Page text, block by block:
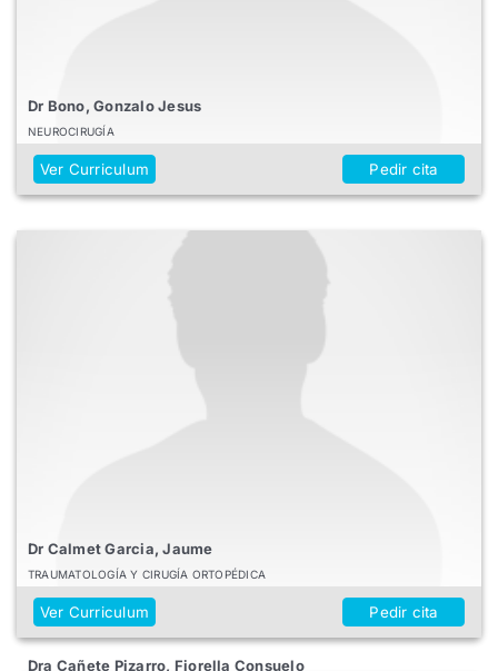
Dr Bono, Gonzalo Jesus
NEUROCIRUGÍA
Ver Curriculum Pedir cita
Dr Calmet Garcia, Jaume
TRAUMATOLOGÍA Y CIRUGÍA ORTOPÉDICA
Ver Curriculum Pedir cita
Dra Cañete Pizarro, Fiorella Consuelo